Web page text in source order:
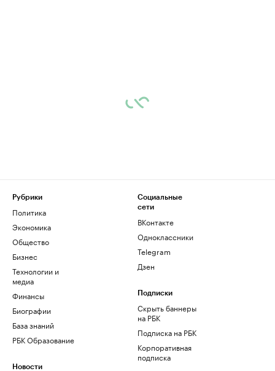
Рубрики
Политика
Экономика
Общество
Бизнес
Технологии и
медиа
Финансы
Биографии
База знаний
РБК Образование
Новости
Социальные
сети
ВКонтакте
Одноклассники
Telegram
Дзен
Подписки
Скрыть баннеры
на РБК
Подписка на РБК
Корпоративная
подписка